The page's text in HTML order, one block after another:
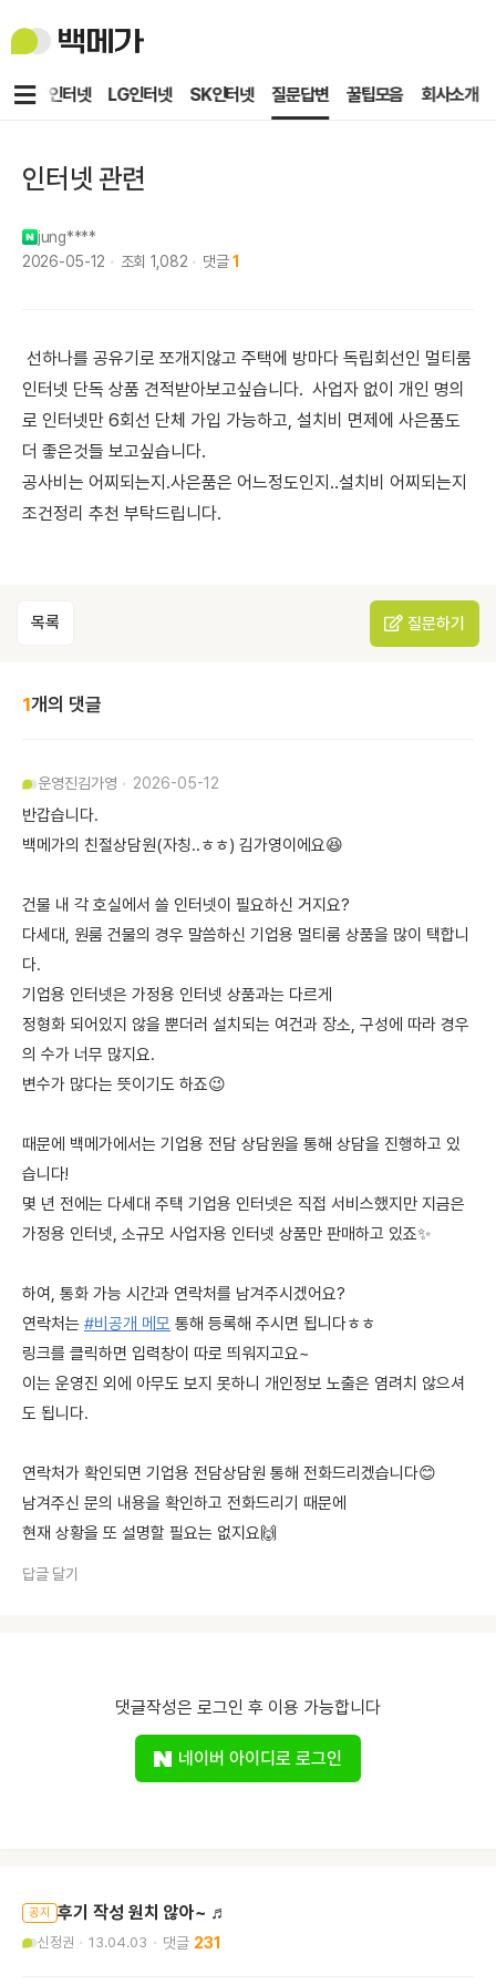
백
메
KT인터넷 LG인터넷 SK인터넷 질문답변 꿀팁모음 회사소개
메
인터넷 관련
jung****
2026-05-12
조회 1,082 댓글 1
선하나를 공유기로 쪼개지않고 주택에 방마다 독립회선인 멀티룸
인터넷 단독 상품 견적받아보고싶습니다. 사업자 없이 개인 명의
로 인터넷만 6회선 단체 가입 가능하고, 설치비 면제에 사은품도
더 좋은것들 보고싶습니다.
​공사비는 어찌되는지.사은품은 어느정도인지..설치비 어찌되는지
조건정리 추천 부탁드립니다.
목록 질문하기
1개의 댓글
운영진김가영 2026-05-12
반갑습니다.
백메가의 친절상담원(자칭..ㅎㅎ) 김가영이에요😆
건물 내 각 호실에서 쓸 인터넷이 필요하신 거지요?
다세대, 원룸 건물의 경우 말씀하신 기업용 멀티룸 상품을 많이 택합니
다.
기업용 인터넷은 가정용 인터넷 상품과는 다르게
정형화 되어있지 않을 뿐더러 설치되는 여건과 장소, 구성에 따라 경우
의 수가 너무 많지요.
변수가 많다는 뜻이기도 하죠😉
때문에 백메가에서는 기업용 전담 상담원을 통해 상담을 진행하고 있
습니다!
몇 년 전에는 다세대 주택 기업용 인터넷은 직접 서비스했지만 지금은
가정용 인터넷, 소규모 사업자용 인터넷 상품만 판매하고 있죠✨
하여, 통화 가능 시간과 연락처를 남겨주시겠어요?
연락처는 #비공개 메모 통해 등록해 주시면 됩니다ㅎㅎ
링크를 클릭하면 입력창이 따로 띄워지고요~
이는 운영진 외에 아무도 보지 못하니 개인정보 노출은 염려치 않으셔
도 됩니다.
연락처가 확인되면 기업용 전담상담원 통해 전화드리겠습니다😊
남겨주신 문의 내용을 확인하고 전화드리기 때문에
현재 상황을 또 설명할 필요는 없지요🙌
답글 달기
댓글작성은 로그인 후 이용 가능합니다
네이버 아이디로 로그인
공지 후기 작성 원치 않아~ ♬
신정권 13.04.03 231